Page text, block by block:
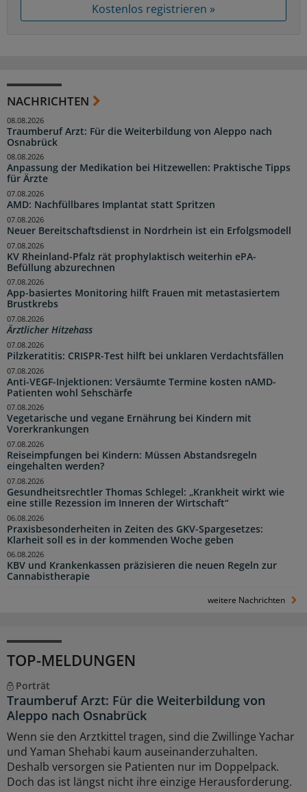
Kostenlos registrieren »
NACHRICHTEN
Traumberuf Arzt: Für die Weiterbildung von Aleppo nach
Osnabrück
08.08.2026
Anpassung der Medikation bei Hitzewellen: Praktische Tipps
für Ärzte
08.08.2026
AMD: Nachfüllbares Implantat statt Spritzen
07.08.2026
Neuer Bereitschaftsdienst in Nordrhein ist ein Erfolgsmodell
07.08.2026
KV Rheinland-Pfalz rät prophylaktisch weiterhin ePA-
Befüllung abzurechnen
07.08.2026
App-basiertes Monitoring hilft Frauen mit metastasiertem
Brustkrebs
07.08.2026
Ärztlicher Hitzehass
07.08.2026
Pilzkeratitis: CRISPR-Test hilft bei unklaren Verdachtsfällen
07.08.2026
Anti-VEGF-Injektionen: Versäumte Termine kosten nAMD-
Patienten wohl Sehschärfe
07.08.2026
Vegetarische und vegane Ernährung bei Kindern mit
Vorerkrankungen
07.08.2026
Reiseimpfungen bei Kindern: Müssen Abstandsregeln
eingehalten werden?
07.08.2026
Gesundheitsrechtler Thomas Schlegel: „Krankheit wirkt wie
eine stille Rezession im Inneren der Wirtschaft“
07.08.2026
Praxisbesonderheiten in Zeiten des GKV-Spargesetzes:
Klarheit soll es in der kommenden Woche geben
06.08.2026
KBV und Krankenkassen präzisieren die neuen Regeln zur
Cannabistherapie
06.08.2026
weitere Nachrichten
TOP-MELDUNGEN
Porträt
Traumberuf Arzt: Für die Weiterbildung von
Aleppo nach Osnabrück
Wenn sie den Arztkittel tragen, sind die Zwillinge Yachar
und Yaman Shehabi kaum auseinanderzuhalten.
Deshalb versorgen sie Patienten nur im Doppelpack.
Doch das ist längst nicht ihre einzige Herausforderung.